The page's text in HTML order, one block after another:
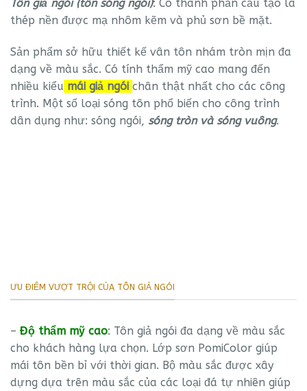
Tôn giả ngói (tôn sóng ngói): Có thành phần cấu tạo là
thép nền được mạ nhôm kẽm và phủ sơn bề mặt.
Sản phẩm sở hữu thiết kế vân tôn nhám tròn mịn đa
dạng về màu sắc. Có tính thẩm mỹ cao mang đến
nhiều kiểu mái giả ngói chân thật nhất cho các công
trình. Một số loại sóng tôn phổ biến cho công trình
dân dụng như: sóng ngói, sóng tròn và sóng vuông.
ƯU ĐIỂM VƯỢT TRỘI CỦA TÔN GIẢ NGÓI
– Độ thẩm mỹ cao: Tôn giả ngói đa dạng về màu sắc
cho khách hàng lựa chọn. Lớp sơn PomiColor giúp
mái tôn bền bỉ với thời gian. Bộ màu sắc được xây
dựng dựa trên màu sắc của các loại đá tự nhiên giúp